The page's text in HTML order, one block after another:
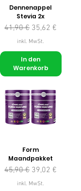
Dennenappel
Stevia 2x
Standardpreis
41,90 € Sale-Preis
35,62 €
inkl. MwSt.
In den
Warenkorb
Form
Maandpakket
Standardpreis
45,90 € Sale-Preis
39,02 €
inkl. MwSt.